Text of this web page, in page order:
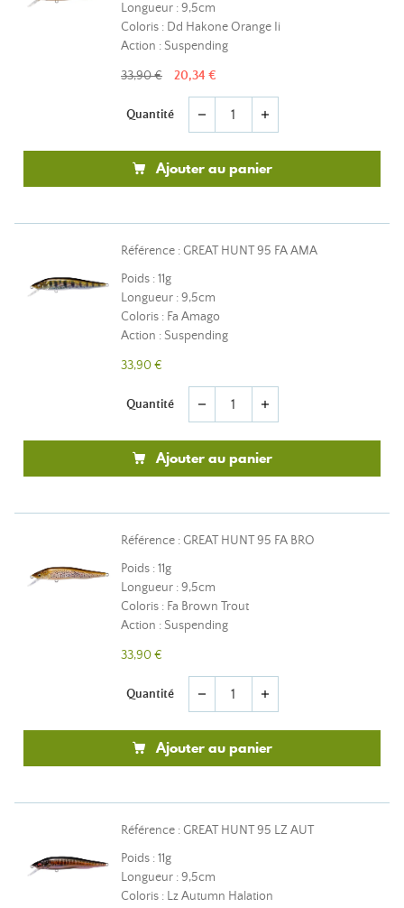
Longueur : 9,5cm
Coloris : Dd Hakone Orange Ii
Action : Suspending
33,90 € 20,34 €
Quantité remove add
Ajouter au panier
Référence : GREAT HUNT 95 FA AMA
Poids : 11g
Longueur : 9,5cm
Coloris : Fa Amago
Action : Suspending
33,90 €
Quantité remove add
Ajouter au panier
Référence : GREAT HUNT 95 FA BRO
Poids : 11g
Longueur : 9,5cm
Coloris : Fa Brown Trout
Action : Suspending
33,90 €
Quantité remove add
Ajouter au panier
Référence : GREAT HUNT 95 LZ AUT
Poids : 11g
Longueur : 9,5cm
Coloris : Lz Autumn Halation